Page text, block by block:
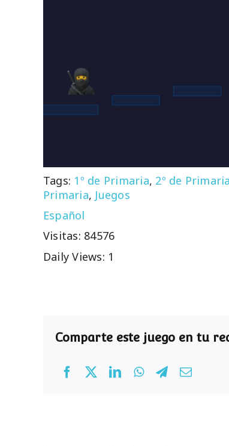
Tags: 1º de Primaria, 2º de Primaria
Primaria, Juegos
Español
Visitas: 84576
Daily Views: 1
Comparte este juego en tu